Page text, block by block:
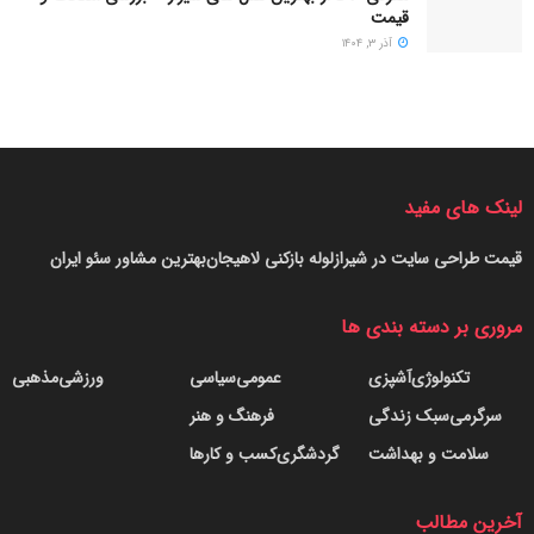
قیمت
آذر ۳, ۱۴۰۴
لینک های مفید
بهترین مشاور سئو ایرانلوله بازکنی لاهیجانقیمت طراحی سایت در شیراز
مروری بر دسته بندی ها
آشپزیتکنولوژی
سبک زندگیسرگرمی
سلامت و بهداشت
سیاسیعمومی
فرهنگ و هنر
کسب و کارهاگردشگری
مذهبیورزشی
آخرین مطالب